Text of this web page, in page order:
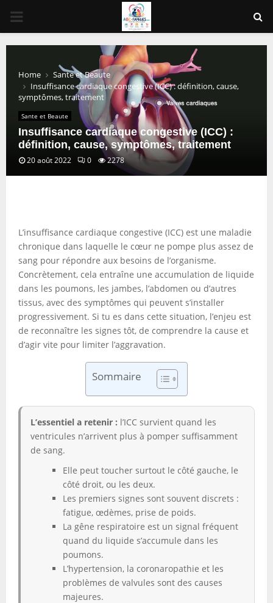
PRIMARY
MENU
Home
Sante et Beaute
Insuffisance cardiaque congestive (ICC) : définition, cause,
symptômes, traitement
Sante et Beaute
Insuffisance cardiaque congestive (ICC) :
définition, cause, symptômes, traitement
20 août 2022 0 2278
L’insuffisance cardiaque congestive (ICC) est une maladie
chronique dans laquelle le cœur ne pompe plus assez de
sang pour répondre aux besoins de l’organisme.
Concrètement, cela entraîne une accumulation de liquide
dans les poumons, les jambes, l’abdomen ou d’autres
tissus, avec des symptômes qui peuvent s’installer
progressivement. Si tu es dans cette situation, l’enjeu est
de reconnaître les signes tôt, de comprendre la cause et
d’agir vite pour limiter l’aggravation.
Sommaire
L’essentiel a retenir : l’ICC survient quand les
ventricules n’arrivent plus à pomper suffisamment
de sang.
Elle peut toucher surtout le côté gauche, le
côté droit, ou les deux.
Les premiers signes sont souvent discrets :
fatigue, œdèmes, prise de poids.
La gêne respiratoire est un signal fréquent
quand du liquide s’accumule dans les
poumons.
L’hypertension, la coronaropathie et les
problèmes de valvules sont des causes
majeures.